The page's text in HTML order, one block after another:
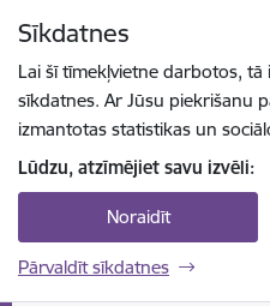
Sīkdatnes
Lai šī tīmekļvietne darbotos,
sīkdatnes. Ar Jūsu piekrišanu
izmantotas statistikas un
Lūdzu, atzīmējiet savu izvēli:
Noraidīt
Pārvaldīt sīkdatnes